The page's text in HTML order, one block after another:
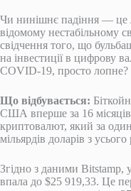
Чи нинішнє падіння — це
відомому нестабільному
свідчення того, що
на інвестиції в цифрову
COVID-19, просто лопне?
Що відбувається:
США вперше за 16
криптовалют, який за
мільярдів доларів з
Згідно з даними Bitstamp,
впала до $25 919,33. Це